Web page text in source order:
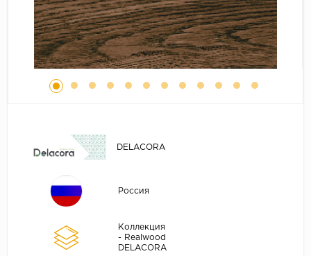
DELACORA
Россия
Коллекция
- Realwood
DELACORA